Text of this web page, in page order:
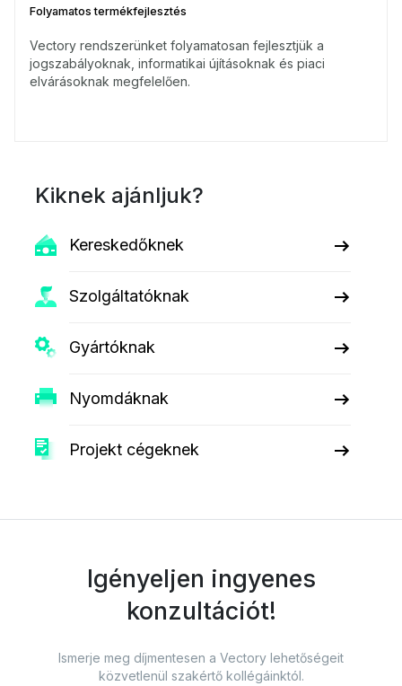
Folyamatos termékfejlesztés
Vectory rendszerünket folyamatosan fejlesztjük a
jogszabályoknak, informatikai újításoknak és piaci
elvárásoknak megfelelően.
Kiknek ajánljuk?
Kereskedőknek
Szolgáltatóknak
Gyártóknak
Nyomdáknak
Projekt cégeknek
Igényeljen ingyenes
konzultációt!
Ismerje meg díjmentesen a Vectory lehetőségeit
közvetlenül szakértő kollégáinktól.